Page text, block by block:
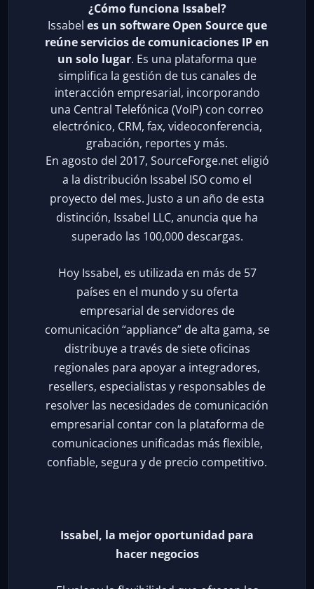
¿Cómo funciona Issabel?
Issabel es un software Open Source que
reúne servicios de comunicaciones IP en
un solo lugar. Es una plataforma que
simplifica la gestión de tus canales de
interacción empresarial, incorporando
una Central Telefónica (VoIP) con correo
electrónico, CRM, fax, videoconferencia,
grabación, reportes y más.
En agosto del 2017, SourceForge.net eligió
a la distribución Issabel ISO como el
proyecto del mes. Justo a un año de esta
distinción, Issabel LLC, anuncia que ha
superado las 100,000 descargas.
Hoy Issabel, es utilizada en más de 57
países en el mundo y su oferta
empresarial de servidores de
comunicación “appliance” de alta gama, se
distribuye a través de siete oficinas
regionales para apoyar a integradores,
resellers, especialistas y responsables de
resolver las necesidades de comunicación
empresarial contar con la plataforma de
comunicaciones unificadas más flexible,
confiable, segura y de precio competitivo.
Issabel, la mejor oportunidad para
hacer negocios